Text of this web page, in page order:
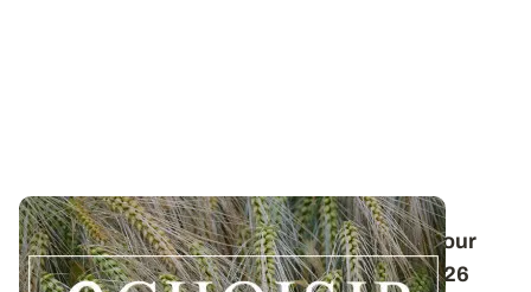
Conduite des orges d'hiver : des guides pour
réussir ses interventions au printemps 2026